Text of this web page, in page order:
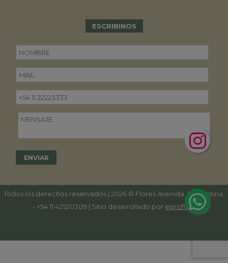
ESCRIBINOS
Todos los derechos reservados | 2026 © Flores Avenida. | Argentina.
- +54 11 42520309 | Sitio desarrollado por eproficio